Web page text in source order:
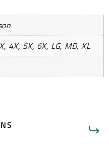
4X, 5X, 6X, LG, MD, XL